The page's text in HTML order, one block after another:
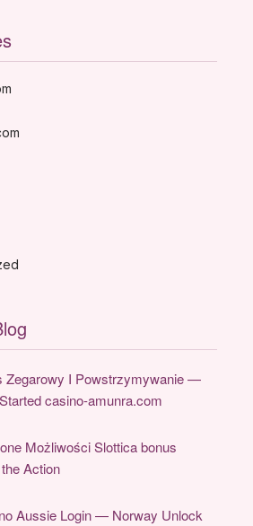
Zegarowy I Powstrzymywanie —
casino-amunra.com
Możliwości Slottica bonus
Action
Aussie Login — Norway Unlock